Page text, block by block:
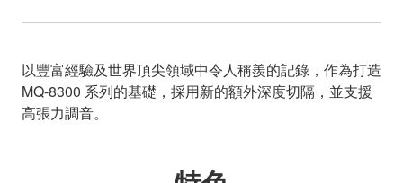
以豐富經驗及世界頂尖領域中令人稱羨的記錄，作為打造
MQ-8300 系列的基礎，採用新的額外深度切隔，並支援
高張力調音。